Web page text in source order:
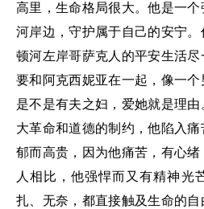
高里，生命格局很大。他是一
河岸边，守护属于自己的安宁
顿河左岸哥萨克人的平安生活
要和阿克西妮亚在一起，像一
是不是有夫之妇，爱她就是理
大革命和道德的制约，他陷入
郁而高贵，因为他痛苦，有心
人相比，他强悍而又有精神光
扎、无奈，都直接触及生命的